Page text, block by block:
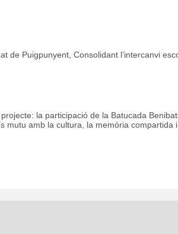
de Puigpunyent, Consolidant l’intercanvi
la participació de la Batucada
amb la cultura, la memòria compartida i